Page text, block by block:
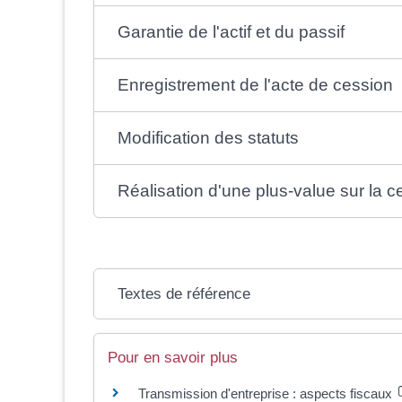
Garantie de l'actif et du passif
Enregistrement de l'acte de cession
Modification des statuts
Réalisation d'une plus-value sur la
Textes de référence
Pour en savoir plus
Transmission d'entreprise : aspects fiscaux